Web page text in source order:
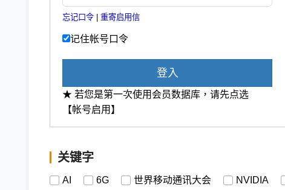
忘记口令 重寄启用信
记住帐号口令
登入
★ 若您是第一次使用会员数据库，请先点选
【帐号启用】
关键字
AI 6G 世界移动通讯大会 NVIDIA